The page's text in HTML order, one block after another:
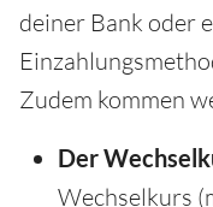
deiner Bank oder
Zudem kommen
Der
Wechselkurs